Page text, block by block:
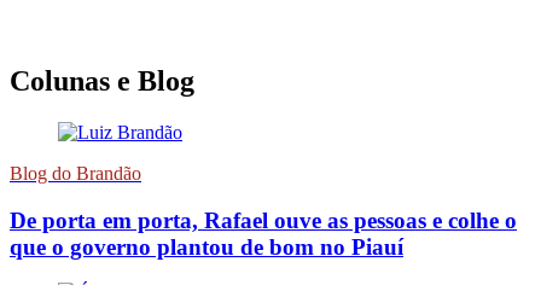
Colunas e Blog
Blog do Brandão
De porta em porta, Rafael ouve as pessoas e colhe o
que o governo plantou de bom no Piauí